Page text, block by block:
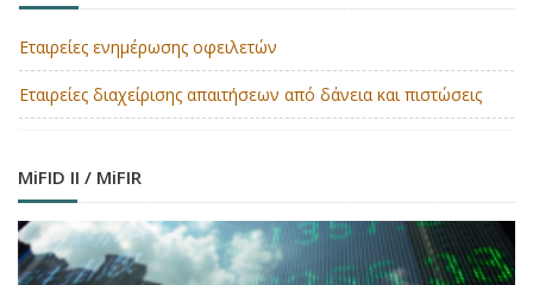
Εταιρείες ενημέρωσης οφειλετών
Εταιρείες διαχείρισης απαιτήσεων από δάνεια και πιστώσεις
MiFID II / MiFIR